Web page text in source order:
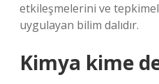
etkileşmelerini ve
uygulayan bilim dalıdır.
Kimya kime